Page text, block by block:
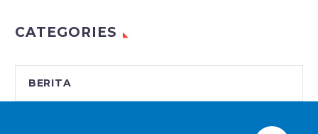
CATEGORIES
BERITA